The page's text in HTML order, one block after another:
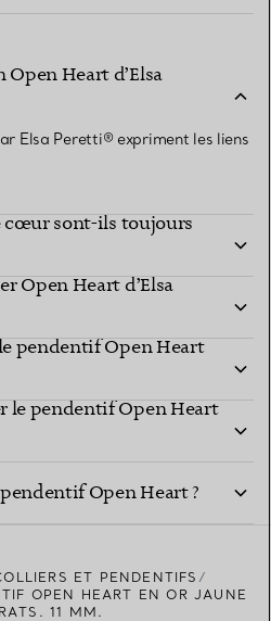
PROCHE
Heart d’Elsa
Elsa Peretti® expriment les liens
cœur sont-ils toujours
Open Heart d’Elsa
pendentif Open Heart
le pendentif Open Heart
Open Heart ?
ET PENDENTIFS
OPEN HEART EN OR JAUNE
11 MM.